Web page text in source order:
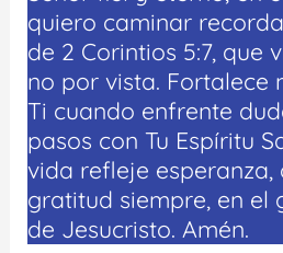
quiero caminar
de 2 Corintios 5:7, que
no por vista. Fortalece
Ti cuando enfrente
pasos con Tu Espíritu
vida refleje esperanza,
gratitud siempre, en el
de Jesucristo. Amén.